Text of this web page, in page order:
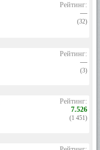
Рейтинг:
—
(32)
Рейтинг:
—
(3)
Рейтинг:
7.526
(1 451)